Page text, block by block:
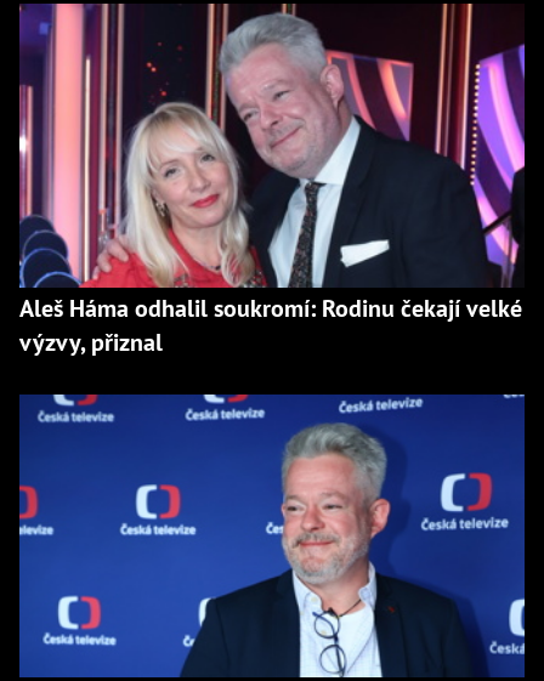
Aleš Háma odhalil soukromí: Rodinu čekají velké
výzvy, přiznal